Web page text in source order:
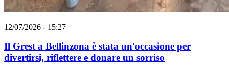
12/07/2026 - 15:27
Il Grest a Bellinzona è stata un'occasione per
divertirsi, riflettere e donare un sorriso